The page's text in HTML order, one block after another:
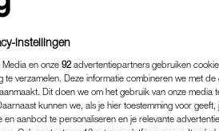
instellingen
en onze 92 advertentiepartners gebruiken
te verzamelen. Deze informatie combineren we met
Dit doen we om het gebruik van onze media
kunnen we, als je hier toestemming voor
en aanbod te personaliseren en je relevante